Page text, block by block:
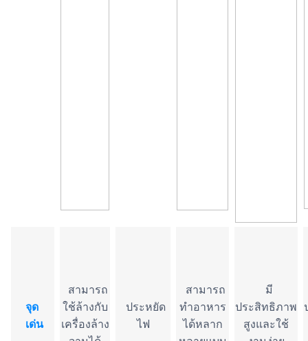
จุด
เด่น
สามารถ
ใช้ล้างกับ
เครื่องล้าง
ประหยัด
ไฟ
สามารถ
ทำอาหาร
ได้หลาก
มี
ประสิทธิภาพ
สูงและใช้